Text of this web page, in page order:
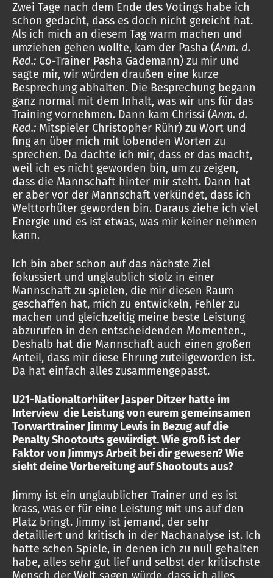
Zwei Tage nach dem Ende des Votings habe ich
schon gedacht, dass es doch nicht gereicht hat.
Als ich mich an diesem Tag warm machen und
umziehen gehen wollte, kam der Pasha (Anm. d.
Red.: Co-Trainer Pasha Gademann) zu mir und
sagte mir, wir würden draußen eine kurze
Besprechung abhalten. Die Besprechung begann
ganz normal mit dem Inhalt, was wir uns für das
Training vornehmen. Dann kam Chrissi (Anm. d.
Red.: Mitspieler Christopher Rühr) zu Wort und
fing an über mich mit lobenden Worten zu
sprechen. Da dachte ich mir, dass er das macht,
weil ich es nicht geworden bin, um zu zeigen,
dass die Mannschaft hinter mir steht. Dann hat
er aber vor der Mannschaft verkündet, dass ich
Welttorhüter geworden bin. Daraus ziehe ich viel
Energie und es ist etwas, was mir keiner nehmen
kann.
Ich bin aber schon auf das nächste Ziel
fokussiert und unglaublich stolz in einer
Mannschaft zu spielen, die mir diesen Raum
geschaffen hat, mich zu entwickeln, Fehler zu
machen und gleichzeitig meine beste Leistung
abzurufen in den entscheidenden Momenten.,
Deshalb hat die Mannschaft auch einen großen
Anteil, dass mir diese Ehrung zuteilgeworden ist.
Da hat einfach alles zusammengepasst.
U21-Nationaltorhüter Jasper Ditzer hatte im
Interview die Leistung von eurem gemeinsamen
Torwarttrainer Jimmy Lewis in Bezug auf die
Penalty Shootouts gewürdigt. Wie groß ist der
Faktor von Jimmys Arbeit bei dir gewesen? Wie
sieht deine Vorbereitung auf Shootouts aus?
Jimmy ist ein unglaublicher Trainer und es ist
krass, was er für eine Leistung mit uns auf den
Platz bringt. Jimmy ist jemand, der sehr
detailliert und kritisch in der Nachanalyse ist. Ich
hatte schon Spiele, in denen ich zu null gehalten
habe, alles sehr gut lief und selbst der kritischste